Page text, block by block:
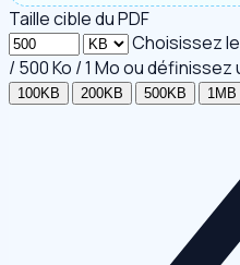
Taille cible du PDF
Choisissez
/ 500 Ko / 1 Mo ou
100KB 200KB 500KB 1MB